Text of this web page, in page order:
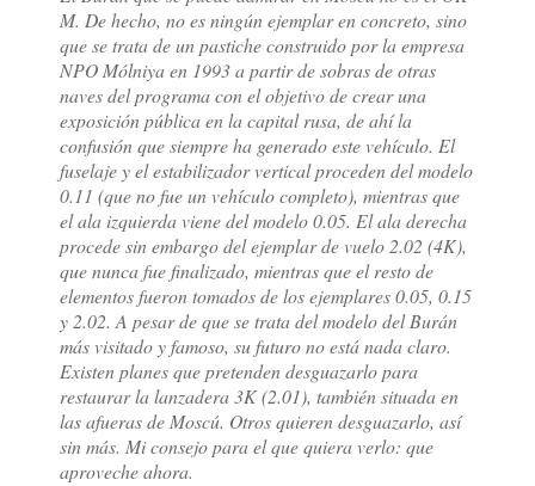
M. De hecho, no es ningún ejemplar en concreto, sino
que se trata de un pastiche construido por la empresa
NPO Mólniya en 1993 a partir de sobras de otras
naves del programa con el objetivo de crear una
exposición pública en la capital rusa, de ahí la
confusión que siempre ha generado este vehículo. El
fuselaje y el estabilizador vertical proceden del modelo
0.11 (que no fue un vehículo completo), mientras que
el ala izquierda viene del modelo 0.05. El ala derecha
procede sin embargo del ejemplar de vuelo 2.02 (4K),
que nunca fue finalizado, mientras que el resto de
elementos fueron tomados de los ejemplares 0.05, 0.15
y 2.02. A pesar de que se trata del modelo del Burán
más visitado y famoso, su futuro no está nada claro.
Existen planes que pretenden desguazarlo para
restaurar la lanzadera 3K (2.01), también situada en
las afueras de Moscú. Otros quieren desguazarlo, así
sin más. Mi consejo para el que quiera verlo: que
aproveche ahora.